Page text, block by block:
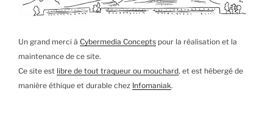
Un grand merci à Cybermedia Concepts pour la réalisation et la
maintenance de ce site.
Ce site est libre de tout traqueur ou mouchard, et est hébergé de
manière éthique et durable chez Infomaniak.